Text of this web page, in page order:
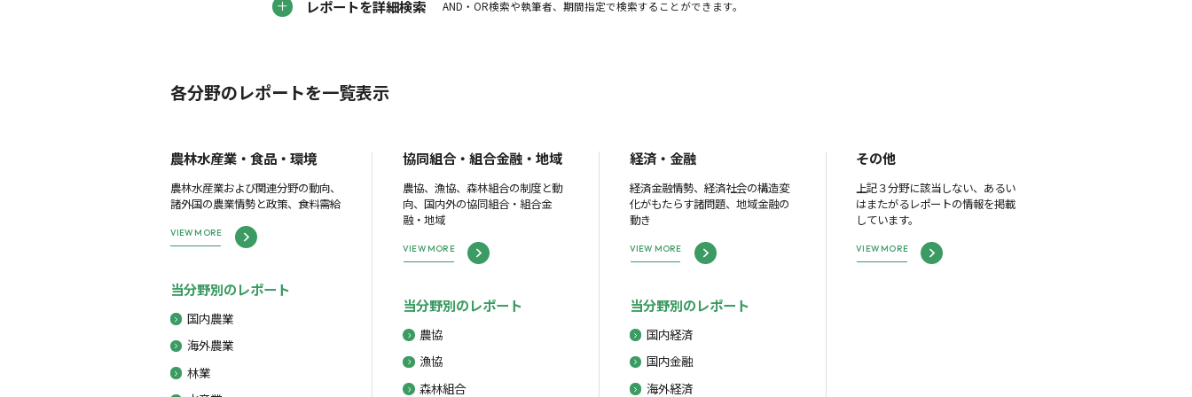
レポートを詳細検索 AND・OR検索や執筆者、期間指定で検索することができます。
各分野のレポートを一覧表示
農林水産業・食品・環境
農林水産業および関連分野の動向、
諸外国の農業情勢と政策、食料需給
VIEW MORE
当分野別のレポート
国内農業
海外農業
林業
協同組合・組合金融・地域
農協、漁協、森林組合の制度と動
向、国内外の協同組合・組合金
融・地域
VIEW MORE
当分野別のレポート
農協
漁協
森林組合
経済・金融
経済金融情勢、経済社会の構造変
化がもたらす諸問題、地域金融の
動き
VIEW MORE
当分野別のレポート
国内経済
国内金融
海外経済
その他
上記３分野に該当しない、あるい
はまたがるレポートの情報を掲載
しています。
VIEW MORE